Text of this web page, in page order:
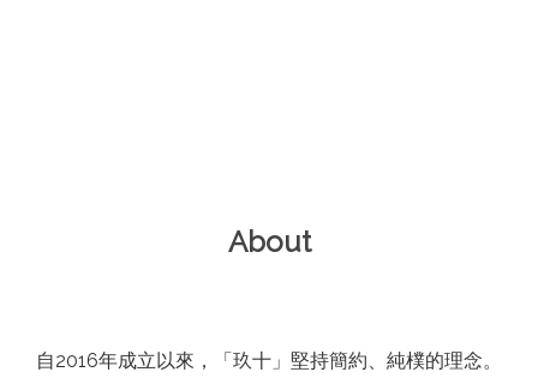
About
自2016年成立以來，「玖十」堅持簡約、純樸的理念。